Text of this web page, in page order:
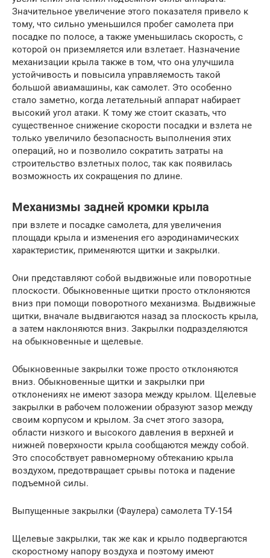
Значительное увеличение этого показателя привело к
тому, что сильно уменьшился пробег самолета при
посадке по полосе, а также уменьшилась скорость, с
которой он приземляется или взлетает. Назначение
механизации крыла также в том, что она улучшила
устойчивость и повысила управляемость такой
большой авиамашины, как самолет. Это особенно
стало заметно, когда летательный аппарат набирает
высокий угол атаки. К тому же стоит сказать, что
существенное снижение скорости посадки и взлета не
только увеличило безопасность выполнения этих
операций, но и позволило сократить затраты на
строительство взлетных полос, так как появилась
возможность их сокращения по длине.
Механизмы задней кромки крыла
при взлете и посадке самолета, для увеличения
площади крыла и изменения его аэродинамических
характеристик, применяются щитки и закрылки.
Они представляют собой выдвижные или поворотные
плоскости. Обыкновенные щитки просто отклоняются
вниз при помощи поворотного механизма. Выдвижные
щитки, вначале выдвигаются назад за плоскость крыла,
а затем наклоняются вниз. Закрылки подразделяются
на обыкновенные и щелевые.
Обыкновенные закрылки тоже просто отклоняются
вниз. Обыкновенные щитки и закрылки при
отклонениях не имеют зазора между крылом. Щелевые
закрылки в рабочем положении образуют зазор между
своим корпусом и крылом. За счет этого зазора,
области низкого и высокого давления в верхней и
нижней поверхности крыла сообщаются между собой.
Это способствует равномерному обтеканию крыла
воздухом, предотвращает срывы потока и падение
подъемной силы.
Выпущенные закрылки (Фаулера) самолета ТУ-154
Щелевые закрылки, так же как и крыло подвергаются
скоростному напору воздуха и поэтому имеют